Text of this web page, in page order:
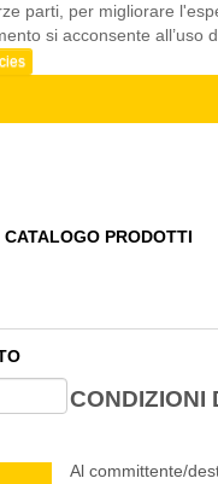
parti, per migliorare
si acconsente all’uso
CATALOGO PRODOTTI
CONDIZIONI
Al committente/